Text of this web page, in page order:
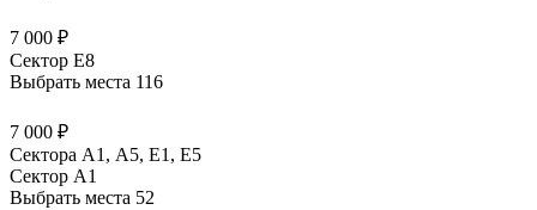
7 000 ₽
Сектор E8
Выбрать места 116
7 000 ₽
Сектора А1, А5, Е1, Е5
Сектор A1
Выбрать места 52